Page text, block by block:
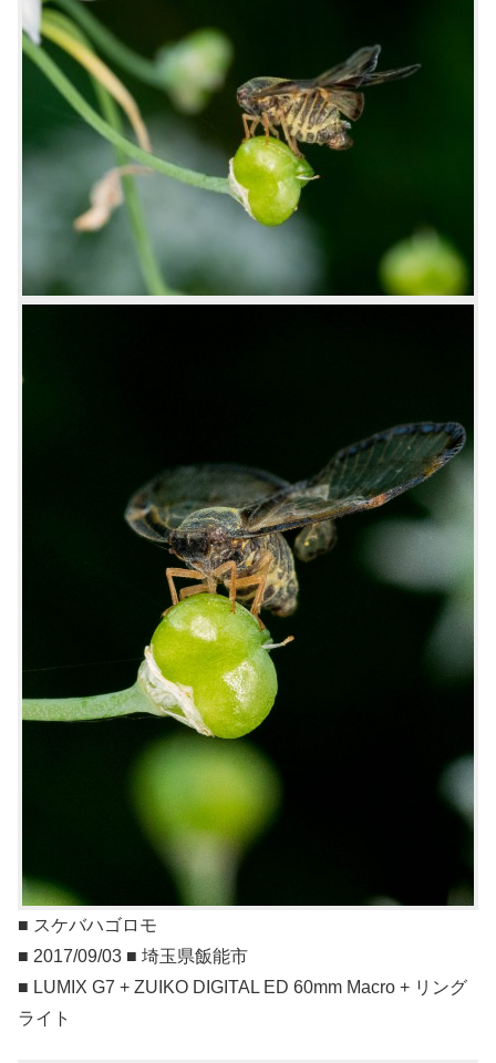
■ スケバハゴロモ
■ 2017/09/03 ■ 埼玉県飯能市
■ LUMIX G7 + ZUIKO DIGITAL ED 60mm Macro + リング
ライト